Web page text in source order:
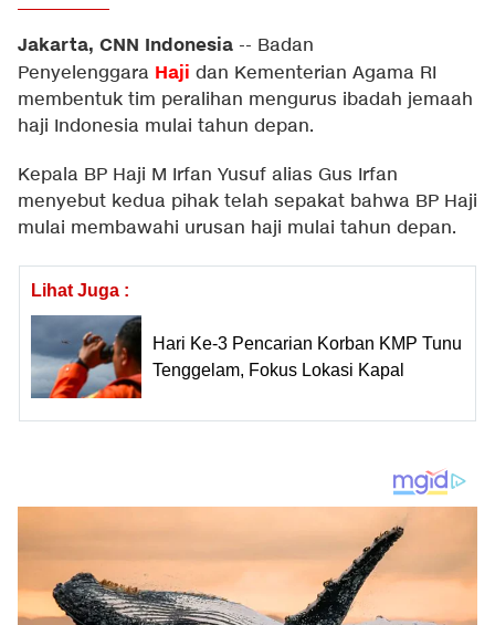
Jakarta, CNN Indonesia -- Badan
Penyelenggara Haji dan Kementerian Agama RI
membentuk tim peralihan mengurus ibadah jemaah
haji Indonesia mulai tahun depan.
Kepala BP Haji M Irfan Yusuf alias Gus Irfan
menyebut kedua pihak telah sepakat bahwa BP Haji
mulai membawahi urusan haji mulai tahun depan.
Lihat Juga :
Hari Ke-3 Pencarian Korban KMP Tunu
Tenggelam, Fokus Lokasi Kapal